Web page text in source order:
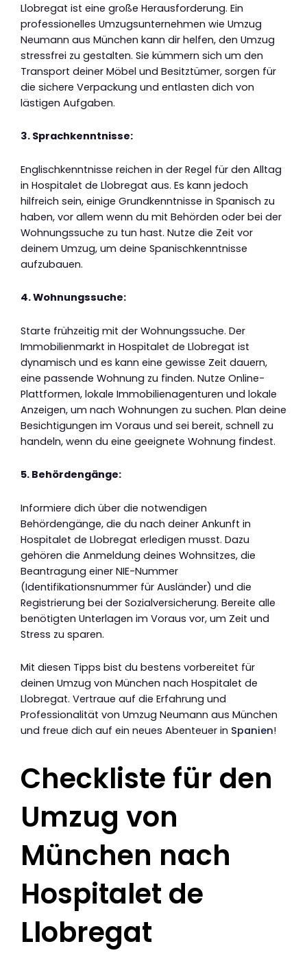
Llobregat ist eine große Herausforderung. Ein
professionelles Umzugsunternehmen wie Umzug
Neumann aus München kann dir helfen, den Umzug
stressfrei zu gestalten. Sie kümmern sich um den
Transport deiner Möbel und Besitztümer, sorgen für
die sichere Verpackung und entlasten dich von
lästigen Aufgaben.
3. Sprachkenntnisse:
Englischkenntnisse reichen in der Regel für den Alltag
in Hospitalet de Llobregat aus. Es kann jedoch
hilfreich sein, einige Grundkenntnisse in Spanisch zu
haben, vor allem wenn du mit Behörden oder bei der
Wohnungssuche zu tun hast. Nutze die Zeit vor
deinem Umzug, um deine Spanischkenntnisse
aufzubauen.
4. Wohnungssuche:
Starte frühzeitig mit der Wohnungssuche. Der
Immobilienmarkt in Hospitalet de Llobregat ist
dynamisch und es kann eine gewisse Zeit dauern,
eine passende Wohnung zu finden. Nutze Online-
Plattformen, lokale Immobilienagenturen und lokale
Anzeigen, um nach Wohnungen zu suchen. Plan deine
Besichtigungen im Voraus und sei bereit, schnell zu
handeln, wenn du eine geeignete Wohnung findest.
5. Behördengänge:
Informiere dich über die notwendigen
Behördengänge, die du nach deiner Ankunft in
Hospitalet de Llobregat erledigen musst. Dazu
gehören die Anmeldung deines Wohnsitzes, die
Beantragung einer NIE-Nummer
(Identifikationsnummer für Ausländer) und die
Registrierung bei der Sozialversicherung. Bereite alle
benötigten Unterlagen im Voraus vor, um Zeit und
Stress zu sparen.
Mit diesen Tipps bist du bestens vorbereitet für
deinen Umzug von München nach Hospitalet de
Llobregat. Vertraue auf die Erfahrung und
Professionalität von Umzug Neumann aus München
und freue dich auf ein neues Abenteuer in Spanien!
Checkliste für den
Umzug von
München nach
Hospitalet de
Llobregat